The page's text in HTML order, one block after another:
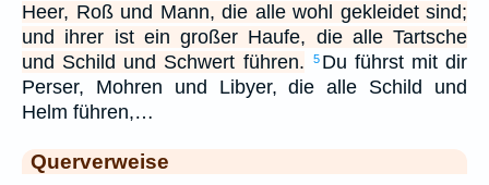
Heer, Roß und Mann, die alle wohl gekleidet sind;
und ihrer ist ein großer Haufe, die alle Tartsche
und Schild und Schwert führen.
5 Du führst mit dir
Perser, Mohren und Libyer, die alle Schild und
Helm führen,…
Querverweise